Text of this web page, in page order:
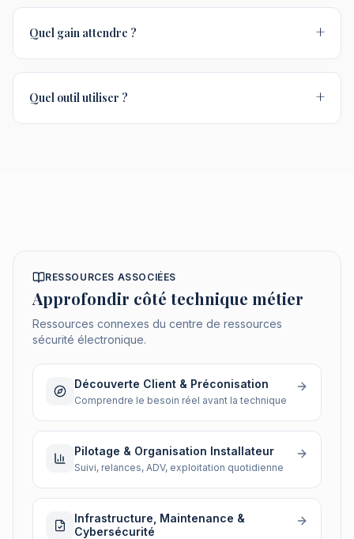
Quel gain attendre ? +
Quel outil utiliser ? +
RESSOURCES ASSOCIÉES
Approfondir côté technique métier
Ressources connexes du centre de ressources
sécurité électronique.
Découverte Client & Préconisation
Comprendre le besoin réel avant la technique
Pilotage & Organisation Installateur
Suivi, relances, ADV, exploitation quotidienne
Infrastructure, Maintenance &
Cybersécurité